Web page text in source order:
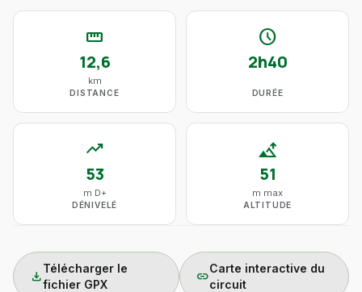
straighten
12,6
km
DISTANCE
schedule
2h40
DURÉE
trending_up
53
m D+
DÉNIVELÉ
altitude
51
m max
ALTITUDE
download
Télécharger le
fichier GPX
link
Carte interactive du
circuit